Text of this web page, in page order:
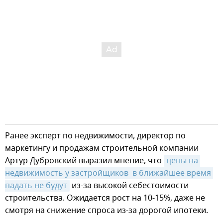
Ранее эксперт по недвижимости, директор по
маркетингу и продажам строительной компании
Артур Дубровский выразил мнение, что цены на
недвижимость у застройщиков  в ближайшее время
падать не будут из-за высокой себестоимости
строительства. Ожидается рост на 10-15%, даже не
смотря на снижение спроса из-за дорогой ипотеки.